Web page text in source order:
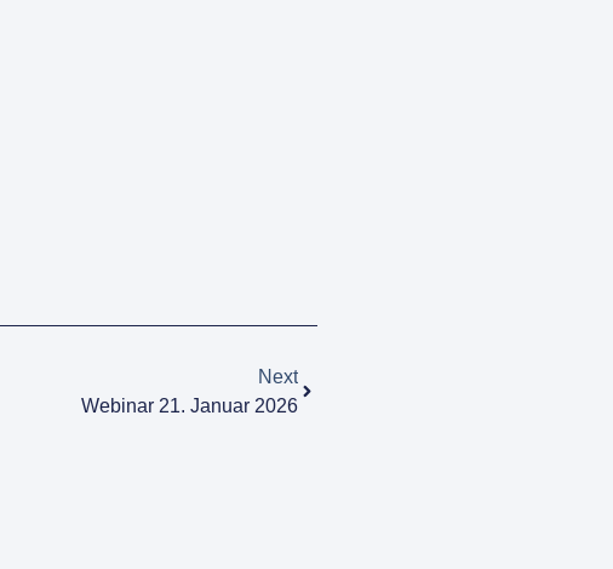
Next
Webinar 21. Januar 2026